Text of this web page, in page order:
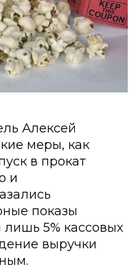
Алексей
меры, как
в прокат
и
показы
5% кассовых
выручки